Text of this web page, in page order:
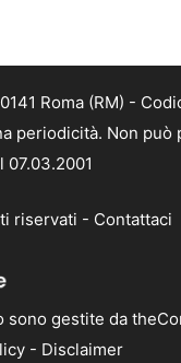
Roma (RM) -
periodicità. Non
07.03.2001
riservati - Contattaci
sono gestite da
- Disclaimer